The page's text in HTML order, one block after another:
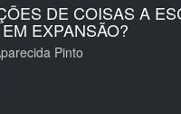
DE COISAS A
EXPANSÃO?
Pinto